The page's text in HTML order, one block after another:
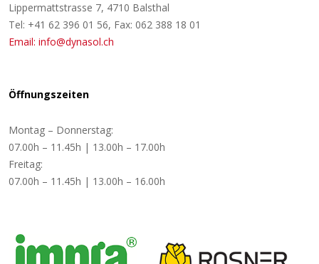
Lippermattstrasse 7, 4710 Balsthal
Tel: +41 62 396 01 56, Fax: 062 388 18 01
Email: info@dynasol.ch
Öffnungszeiten
Montag – Donnerstag:
07.00h – 11.45h | 13.00h – 17.00h
Freitag:
07.00h – 11.45h | 13.00h – 16.00h